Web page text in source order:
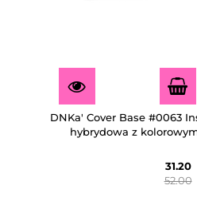
DNKa' Cover Base #0063
hybrydowa z
31.20
52.00